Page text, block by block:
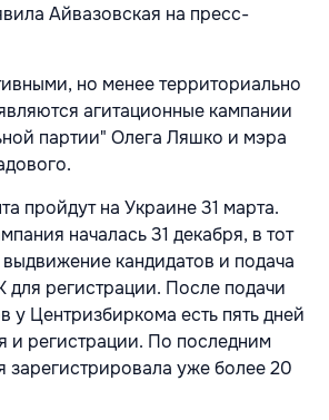
Айвазовская на пресс-
но менее территориально
агитационные кампании
партии" Олега Ляшко и мэра
пройдут на Украине 31 марта.
началась 31 декабря, в тот
кандидатов и подача
для регистрации. После подачи
у Центризбиркома есть пять дней
и регистрации. По последним
зарегистрировала уже более 20